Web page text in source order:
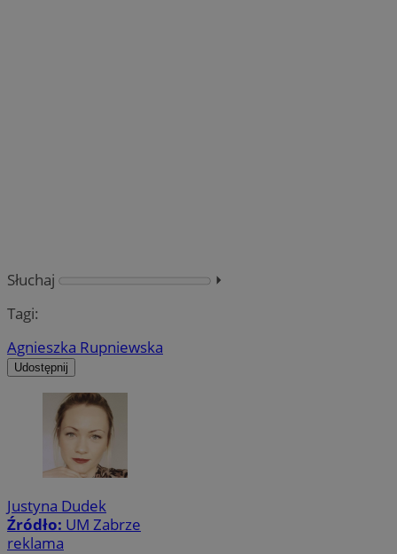
Słuchaj
⏵︎
Tagi:
Agnieszka Rupniewska
Udostępnij
Justyna Dudek
Źródło: UM Zabrze
reklama